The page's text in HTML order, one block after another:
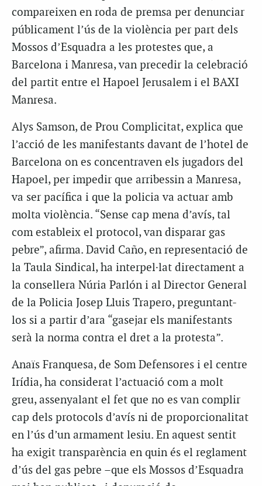
compareixen en roda de premsa per denunciar
públicament l’ús de la violència per part dels
Mossos d’Esquadra a les protestes que, a
Barcelona i Manresa, van precedir la celebració
del partit entre el Hapoel Jerusalem i el BAXI
Manresa.
Alys Samson, de Prou Complicitat, explica que
l’acció de les manifestants davant de l’hotel de
Barcelona on es concentraven els jugadors del
Hapoel, per impedir que arribessin a Manresa,
va ser pacífica i que la policia va actuar amb
molta violència. “Sense cap mena d’avís, tal
com estableix el protocol, van disparar gas
pebre”, afirma. David Caño, en representació de
la Taula Sindical, ha interpel·lat directament a
la consellera Núria Parlón i al Director General
de la Policia Josep Lluis Trapero, preguntant-
los si a partir d’ara “gasejar els manifestants
serà la norma contra el dret a la protesta”.
Anaïs Franquesa, de Som Defensores i el centre
Irídia, ha considerat l’actuació com a molt
greu, assenyalant el fet que no es van complir
cap dels protocols d’avís ni de proporcionalitat
en l’ús d’un armament lesiu. En aquest sentit
ha exigit transparència en quin és el reglament
d’ús del gas pebre –que els Mossos d’Esquadra